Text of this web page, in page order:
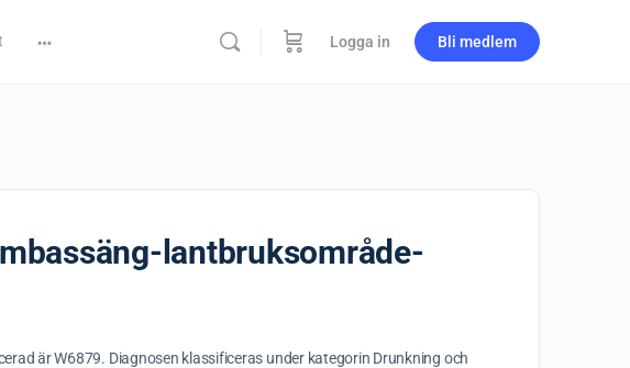
Logga in Bli medlem
lantbruksområde-
är W6879. Diagnosen klassificeras under kategorin Drunkning och